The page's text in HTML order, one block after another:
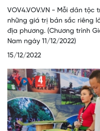
VOV4.VOV.VN - Mỗi dân
những giá trị bản sắc riêng
địa phương. (Chương trình
Nam ngày 11/12/2022)
15/12/2022